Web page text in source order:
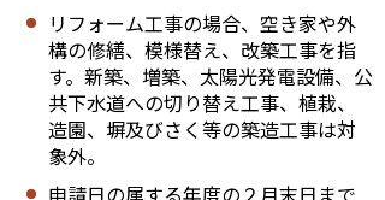
リフォーム工事の場合、空き家や外
構の修繕、模様替え、改築工事を指
す。新築、増築、太陽光発電設備、公
共下水道への切り替え工事、植栽、
造園、塀及びさく等の築造工事は対
象外。
申請日の属する年度の２月末日まで